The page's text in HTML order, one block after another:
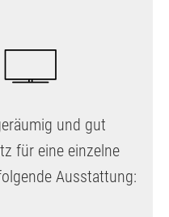
und gut
für eine einzelne
Ausstattung: